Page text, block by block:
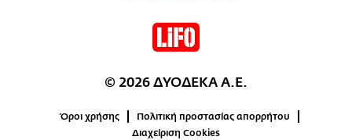
© 2026 ΔΥΟΔΕΚΑ Α.Ε.
Όροι χρήσης
Πολιτική προστασίας απορρήτου
Διαχείριση Cookies